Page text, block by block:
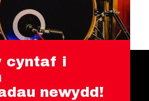
cyntaf i
newydd!